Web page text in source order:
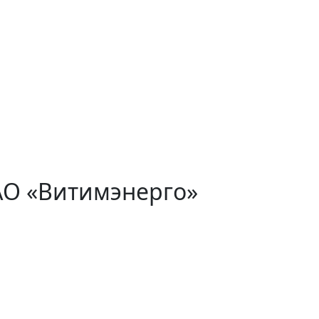
«Витимэнерго»